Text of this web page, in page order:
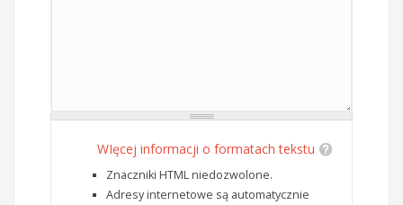
WIęcej informacji o formatach tekstu
Znaczniki HTML niedozwolone.
Adresy internetowe są automatycznie